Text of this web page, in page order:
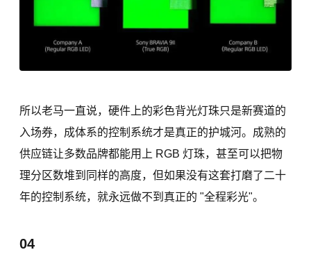
所以老马一直说，硬件上的彩色背光灯珠只是新赛道的
入场券，成体系的控制系统才是真正的护城河。成熟的
供应链让多数品牌都能用上 RGB 灯珠，甚至可以把物
理分区数堆到同样的高度，但如果没有这套打磨了二十
年的控制系统，就永远做不到真正的 "全程彩光"。
04